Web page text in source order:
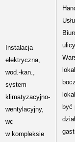
Instalacja
elektryczna,
wod.-kan.,
system
klimatyzacyjno-
wentylacyjny,
wc
w kompleksie
ulicy
być